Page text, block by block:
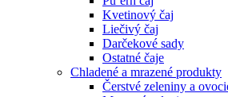
Kvetinový čaj
Liečivý čaj
Darčekové sady
Ostatné čaje
Chladené a mrazené produkty
Čerstvé zeleniny a